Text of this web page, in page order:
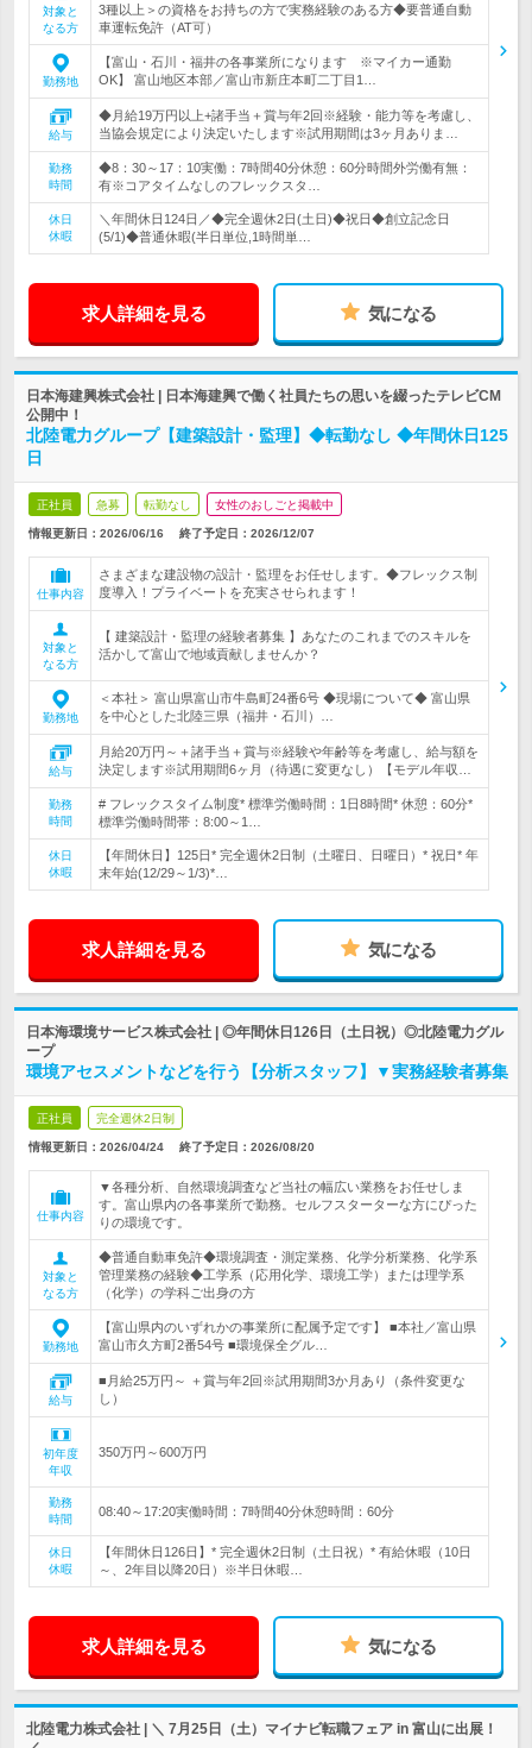
対象と
なる方
3種以上＞の資格をお持ちの方で実務経験のある方◆要普通自動
車運転免許（AT可）
勤務地
【富山・石川・福井の各事業所になります ※マイカー通勤
OK】 富山地区本部／富山市新庄本町二丁目1…
給与
◆月給19万円以上+諸手当＋賞与年2回※経験・能力等を考慮し、
当協会規定により決定いたします※試用期間は3ヶ月ありま…
勤務
時間
◆8：30～17：10実働：7時間40分休憩：60分時間外労働有無：
有※コアタイムなしのフレックスタ…
休日
休暇
＼年間休日124日／◆完全週休2日(土日)◆祝日◆創立記念日
(5/1)◆普通休暇(半日単位,1時間単…
求人詳細を見る 気になる
日本海建興株式会社 | 日本海建興で働く社員たちの思いを綴ったテレビCM
公開中！
北陸電力グループ【建築設計・監理】◆転勤なし ◆年間休日125
日
正社員 急募 転勤なし 女性のおしごと掲載中
情報更新日：2026/06/16 終了予定日： 2026/12/07
仕事内容
さまざまな建設物の設計・監理をお任せします。◆フレックス制
度導入！プライベートを充実させられます！
対象と
なる方
【 建築設計・監理の経験者募集 】あなたのこれまでのスキルを
活かして富山で地域貢献しませんか？
勤務地
＜本社＞ 富山県富山市牛島町24番6号 ◆現場について◆ 富山県
を中心とした北陸三県（福井・石川）…
給与
月給20万円～＋諸手当＋賞与※経験や年齢等を考慮し、給与額を
決定します※試用期間6ヶ月（待遇に変更なし）【モデル年収…
勤務
時間
# フレックスタイム制度* 標準労働時間：1日8時間* 休憩：60分*
標準労働時間帯：8:00～1…
休日
休暇
【年間休日】125日* 完全週休2日制（土曜日、日曜日）* 祝日* 年
末年始(12/29～1/3)*…
求人詳細を見る 気になる
日本海環境サービス株式会社 | ◎年間休日126日（土日祝）◎北陸電力グル
ープ
環境アセスメントなどを行う【分析スタッフ】▼実務経験者募集
正社員 完全週休2日制
情報更新日：2026/04/24 終了予定日： 2026/08/20
仕事内容
▼各種分析、自然環境調査など当社の幅広い業務をお任せしま
す。富山県内の各事業所で勤務。セルフスターターな方にぴった
りの環境です。
対象と
なる方
◆普通自動車免許◆環境調査・測定業務、化学分析業務、化学系
管理業務の経験◆工学系（応用化学、環境工学）または理学系
（化学）の学科ご出身の方
勤務地
【富山県内のいずれかの事業所に配属予定です】 ■本社／富山県
富山市久方町2番54号 ■環境保全グル…
給与
■月給25万円～ ＋賞与年2回※試用期間3か月あり（条件変更な
し）
初年度
年収
350万円～600万円
勤務
時間
08:40～17:20実働時間：7時間40分休憩時間：60分
休日
休暇
【年間休日126日】* 完全週休2日制（土日祝）* 有給休暇（10日
～、2年目以降20日）※半日休暇…
求人詳細を見る 気になる
北陸電力株式会社 | ＼ 7月25日（土）マイナビ転職フェア in 富山に出展！